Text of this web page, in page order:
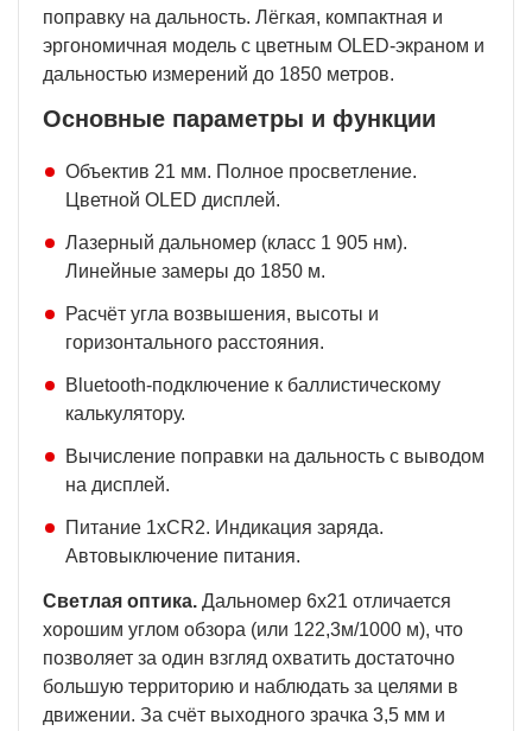
поправку на дальность. Лёгкая, компактная и
эргономичная модель с цветным OLED-экраном и
дальностью измерений до 1850 метров.
Основные параметры и функции
Объектив 21 мм. Полное просветление.
Цветной OLED дисплей.
Лазерный дальномер (класс 1 905 нм).
Линейные замеры до 1850 м.
Расчёт угла возвышения, высоты и
горизонтального расстояния.
Bluetooth-подключение к баллистическому
калькулятору.
Вычисление поправки на дальность с выводом
на дисплей.
Питание 1xCR2. Индикация заряда.
Автовыключение питания.
Светлая оптика. Дальномер 6x21 отличается
хорошим углом обзора (или 122,3м/1000 м), что
позволяет за один взгляд охватить достаточно
большую территорию и наблюдать за целями в
движении. За счёт выходного зрачка 3,5 мм и